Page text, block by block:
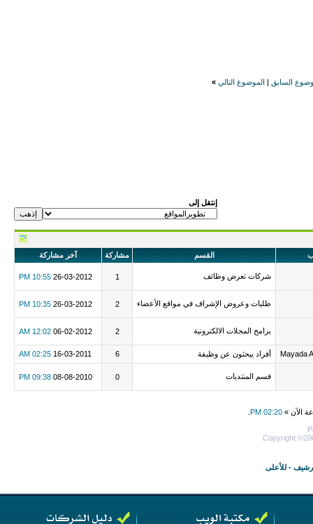
السابق الموضوع التالي »
إنتقل إلى
القسم مشاركة آخر مشاركة
شركات تعرض وظائف 1
26-03-2012
10:55 PM
طلبات وعروض الإشراف في مواقع الأعضاء 2
26-03-2012
10:35 PM
برامج المجلات الالكترونية 2
06-02-2012
12:02 AM
Mayada أفراد يبحثون عن وظيفة 6
16-03-2011
02:25 AM
قسم المنتديات 0
08-08-2010
09:38 PM
الآن » 02:20 PM
Copyright
- للأعلى